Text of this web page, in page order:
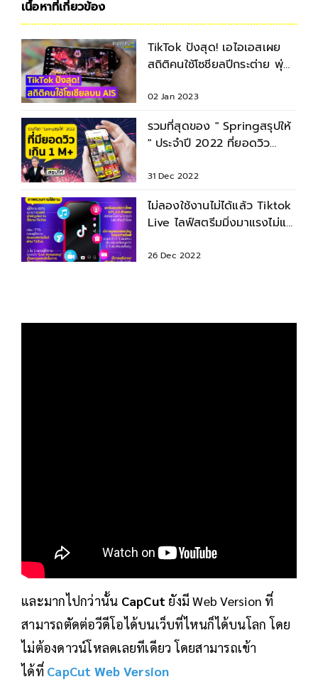
เนื้อหาที่เกี่ยวข้อง
TikTok ปังสุด! เอไอเอสเผย
สถิติคนใช้โซชียลปีกระต่าย พุ่ง
02 Jan 2023
รวมที่สุดของ " Springสรุปให้
" ประจำปี 2022 ที่ยอดวิว
31 Dec 2022
ไม่ลองใช้งานไม่ได้แล้ว Tiktok
Live ไลฟ์สตรีมมิ่งมาแรงไม่แพ้
26 Dec 2022
และมากไปกว่านั้น CapCut ยังมี Web Version ที่
สามารถตัดต่อวีดีโอได้บนเว็บที่ไหนก็ได้บนโลก โดย
ไม่ต้องดาวน์โหลดเลยทีเดียว โดยสามารถเข้า
ได้ที่ CapCut Web Version